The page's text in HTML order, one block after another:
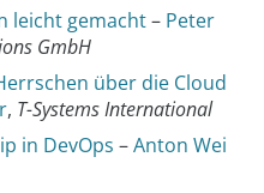
leicht gemacht– Peter
GmbH
über die Cloud
, T-Systems International
in DevOps –Anton Wei